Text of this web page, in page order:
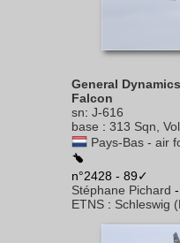
General
Falcon
sn: J-616
base : 313 Sqn,
Pays-Bas - air
n°2428 - 89✓
Stéphane Pichard -
ETNS : Schleswig